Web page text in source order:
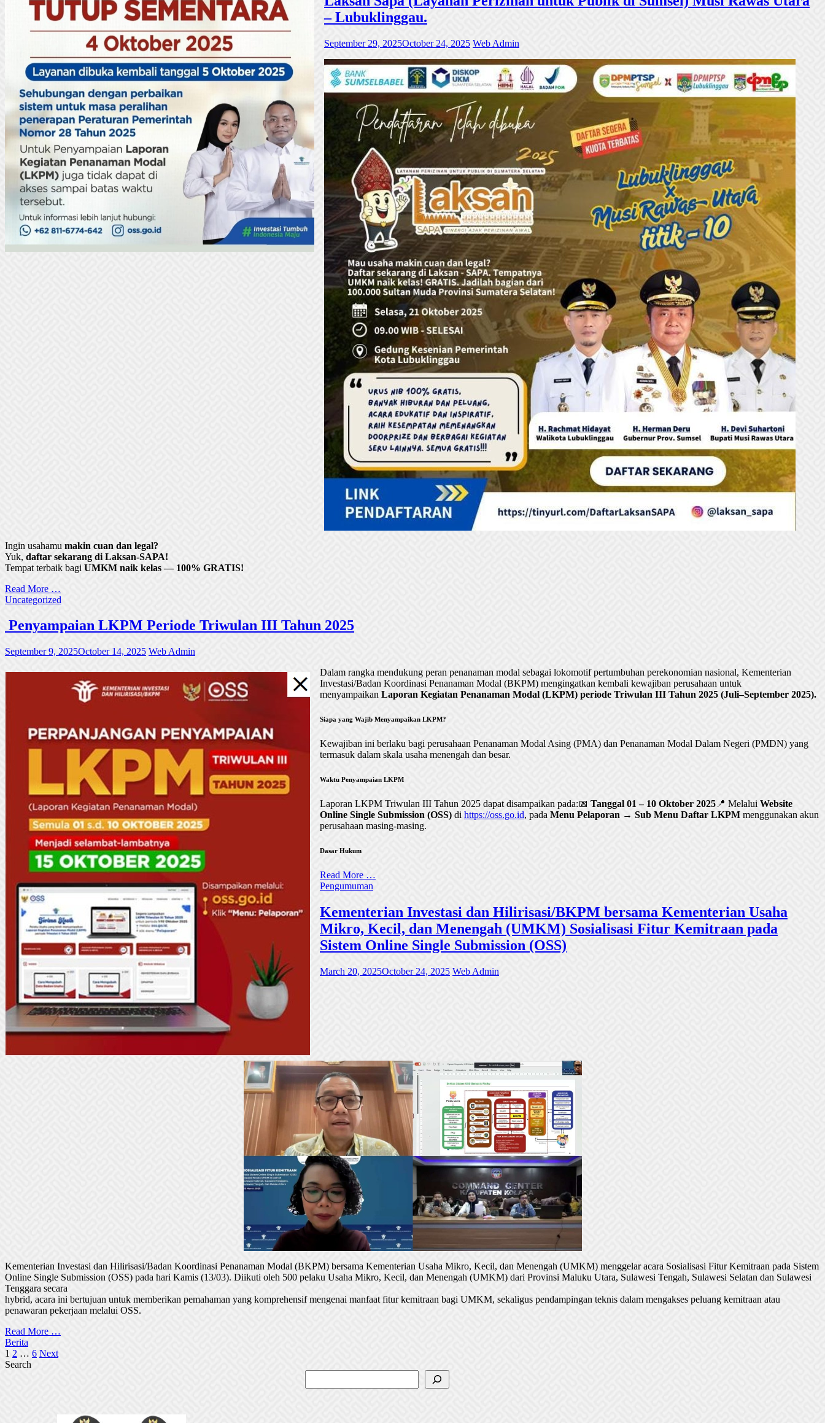
– Lubuklinggau.
September 29, 2025October 24, 2025 Web Admin
Ingin usahamu makin cuan dan legal?
Yuk, daftar sekarang di Laksan-SAPA!
Tempat terbaik bagi UMKM naik kelas — 100% GRATIS!
Read More …
Uncategorized
Penyampaian LKPM Periode Triwulan III Tahun 2025
September 9, 2025October 14, 2025 Web Admin
Dalam rangka mendukung peran penanaman modal sebagai lokomotif pertumbuhan perekonomian nasional, Kementerian
Investasi/Badan Koordinasi Penanaman Modal (BKPM) mengingatkan kembali kewajiban perusahaan untuk
menyampaikan Laporan Kegiatan Penanaman Modal (LKPM) periode Triwulan III Tahun 2025 (Juli–September 2025).
Siapa yang Wajib Menyampaikan LKPM?
Kewajiban ini berlaku bagi perusahaan Penanaman Modal Asing (PMA) dan Penanaman Modal Dalam Negeri (PMDN) yang
termasuk dalam skala usaha menengah dan besar.
Waktu Penyampaian LKPM
Laporan LKPM Triwulan III Tahun 2025 dapat disampaikan pada:📅 Tanggal 01 – 10 Oktober 2025 📍 Melalui Website
Online Single Submission (OSS) di https://oss.go.id, pada Menu Pelaporan → Sub Menu Daftar LKPM menggunakan akun
perusahaan masing-masing.
Dasar Hukum
Read More …
Pengumuman
Kementerian Investasi dan Hilirisasi/BKPM bersama Kementerian Usaha
Mikro, Kecil, dan Menengah (UMKM) Sosialisasi Fitur Kemitraan pada
Sistem Online Single Submission (OSS)
March 20, 2025October 24, 2025 Web Admin
Kementerian Investasi dan Hilirisasi/Badan Koordinasi Penanaman Modal (BKPM) bersama Kementerian Usaha Mikro, Kecil, dan Menengah (UMKM) menggelar acara Sosialisasi Fitur Kemitraan pada Sistem
Online Single Submission (OSS) pada hari Kamis (13/03). Diikuti oleh 500 pelaku Usaha Mikro, Kecil, dan Menengah (UMKM) dari Provinsi Maluku Utara, Sulawesi Tengah, Sulawesi Selatan dan Sulawesi
Tenggara secara
hybrid, acara ini bertujuan untuk memberikan pemahaman yang komprehensif mengenai manfaat fitur kemitraan bagi UMKM, sekaligus pendampingan teknis dalam mengakses peluang kemitraan atau
penawaran pekerjaan melalui OSS.
Read More …
Berita
Posts
pagination
1 2 … 6 Next
Search